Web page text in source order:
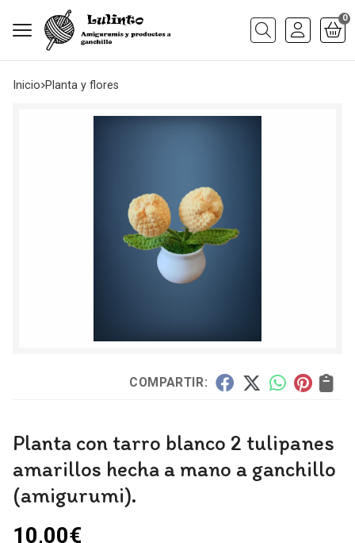
Buscar
0
Inicio planta y flores
COMPARTIR:
Planta con tarro blanco 2 tulipanes
amarillos hecha a mano a ganchillo
(amigurumi).
10,00€